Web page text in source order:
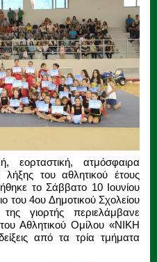
εορταστική, ατμόσφαιρα
του αθλητικού έτους
το Σάββατο 10 Ιουνίου
του 4ου Δημοτικού Σχολείου
γιορτής περιελάμβανε
Αθλητικού Ομίλου «ΝΙΚΗ
από τα τρία τμήματα